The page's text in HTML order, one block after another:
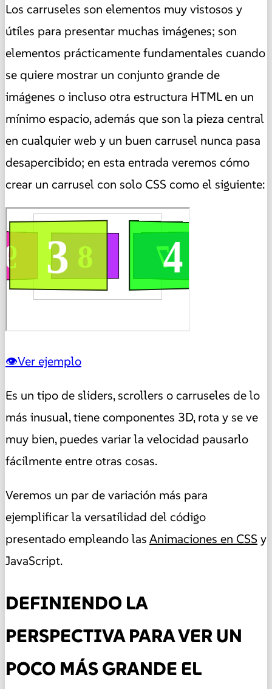
Los carruseles son elementos muy vistosos y
útiles para presentar muchas imágenes; son
elementos prácticamente fundamentales cuando
se quiere mostrar un conjunto grande de
imágenes o incluso otra estructura HTML en un
mínimo espacio, además que son la pieza central
en cualquier web y un buen carrusel nunca pasa
desapercibido; en esta entrada veremos cómo
crear un carrusel con solo CSS como el siguiente:
Ver ejemplo
Es un tipo de sliders, scrollers o carruseles de lo
más inusual, tiene componentes 3D, rota y se ve
muy bien, puedes variar la velocidad pausarlo
fácilmente entre otras cosas.
Veremos un par de variación más para
ejemplificar la versatilidad del código
presentado empleando lasAnimaciones en CSS y
JavaScript.
DEFINIENDO LA
PERSPECTIVA PARA VER UN
POCO MÁS GRANDE EL